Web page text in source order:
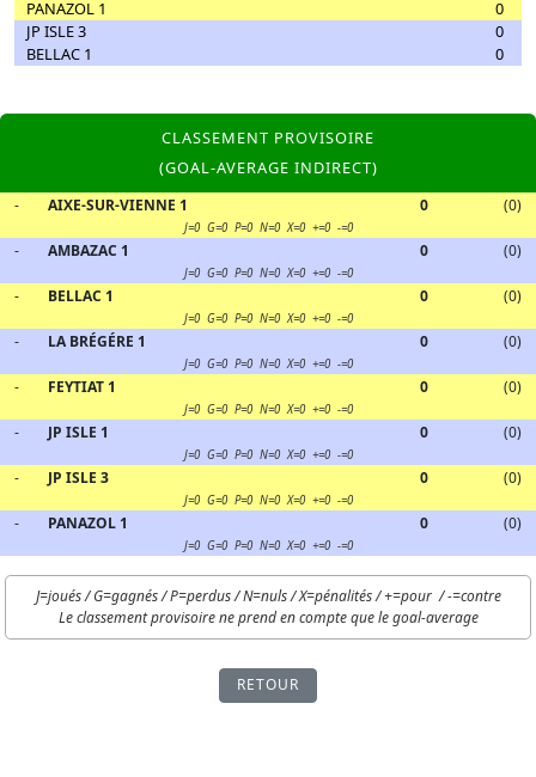
PANAZOL 1
0
JP ISLE 3
0
BELLAC 1
0
CLASSEMENT PROVISOIRE
(GOAL-AVERAGE INDIRECT)
- AIXE-SUR-VIENNE 1 0 (0)
J=0 G=0 P=0 N=0 X=0 +=0 -=0
- AMBAZAC 1 0 (0)
J=0 G=0 P=0 N=0 X=0 +=0 -=0
- BELLAC 1 0 (0)
J=0 G=0 P=0 N=0 X=0 +=0 -=0
- LA BRÉGÉRE 1 0 (0)
J=0 G=0 P=0 N=0 X=0 +=0 -=0
- FEYTIAT 1 0 (0)
J=0 G=0 P=0 N=0 X=0 +=0 -=0
- JP ISLE 1 0 (0)
J=0 G=0 P=0 N=0 X=0 +=0 -=0
- JP ISLE 3 0 (0)
J=0 G=0 P=0 N=0 X=0 +=0 -=0
- PANAZOL 1 0 (0)
J=0 G=0 P=0 N=0 X=0 +=0 -=0
J=joués / G=gagnés / P=perdus / N=nuls / X=pénalités / +=pour / -=contre
Le classement provisoire ne prend en compte que le goal-average
RETOUR